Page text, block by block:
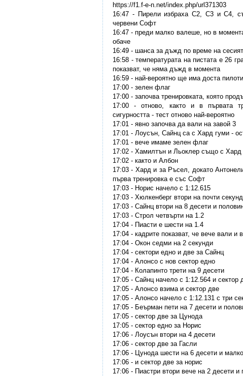
https://f1.f-e-n.net/index.php/url371303
16:47 - Пирели избраха C2, C3 и C4,
червени Софт
16:47 - преди малко валеше, но в
обаче
16:49 - шанса за дъжд по време на
16:58 - температурата на пистата е 26
показват, че няма дъжд в момента
16:59 - най-вероятно ще има доста
17:00 - зелен флаг
17:00 - започва тренировката, която
17:00 - отново, както и в първата
сигурността - тест отново най-вероятно
17:01 - явно започва да вали на завой 3
17:01 - Лоусън, Сайнц са с Хард гуми -
17:01 - вече имаме зелен флаг
17:02 - Хамилтън и Льоклер също с Хард
17:02 - както и Албон
17:03 - Хард и за Ръсел, докато
първа тренировка е със Софт
17:03 - Норис начело с 1:12.615
17:03 - Хюлкенберг втори на почти
17:03 - Сайнц втори на 8 десети и
17:03 - Строл четвърти на 1.2
17:04 - Пиасти е шести на 1.4
17:04 - кадрите показват, че вече вали и
17:04 - Окон седми на 2 секунди
17:04 - сектори едно и две за Сайнц
17:04 - Алонсо с нов сектор едно
17:04 - Колапинто трети на 9 десети
17:05 - Сайнц начело с 1:12.564 и
17:05 - Алонсо взима и сектор две
17:05 - Алонсо начело с 1:12.131 с три
17:05 - Беърман пети на 7 десети и
17:05 - сектор две за Цунода
17:05 - сектор едно за Норис
17:06 - Лоусън втори на 4 десети
17:06 - сектор две за Гасли
17:06 - Цунода шести на 6 десети и малко
17:06 - и сектор две за норис
17:06 - Пиастри втори вече на 2 десети и